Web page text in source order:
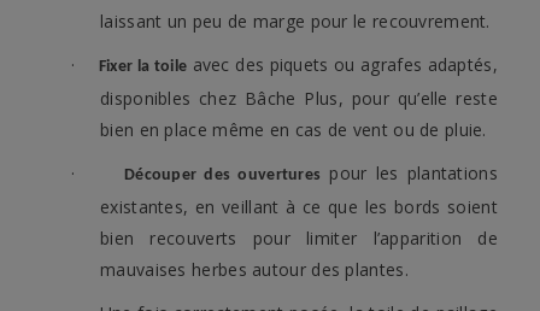
laissant un peu de marge pour le recouvrement.
·
Fixer la toile avec des piquets ou agrafes adaptés,
disponibles chez Bâche Plus, pour qu’elle reste
bien en place même en cas de vent ou de pluie.
·
Découper des ouvertures pour les plantations
existantes, en veillant à ce que les bords soient
bien recouverts pour limiter l’apparition de
mauvaises herbes autour des plantes.